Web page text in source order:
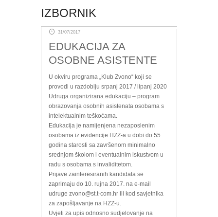
IZBORNIK
31/07/2017
EDUKACIJA ZA
OSOBNE ASISTENTE
U okviru programa „Klub Zvono“ koji se
provodi u razdoblju srpanj 2017 / lipanj 2020
Udruga organizirana edukaciju – program
obrazovanja osobnih asistenata osobama s
intelektualnim teškoćama.
Edukacija je namijenjena nezaposlenim
osobama iz evidencije HZZ-a u dobi do 55
godina starosti sa završenom minimalno
srednjom školom i eventualnim iskustvom u
radu s osobama s invaliditetom.
Prijave zainteresiranih kandidata se
zaprimaju do 10. rujna 2017. na e-mail
udruge zvono@st.t-com.hr ili kod savjetnika
za zapošljavanje na HZZ-u.
Uvjeti za upis odnosno sudjelovanje na